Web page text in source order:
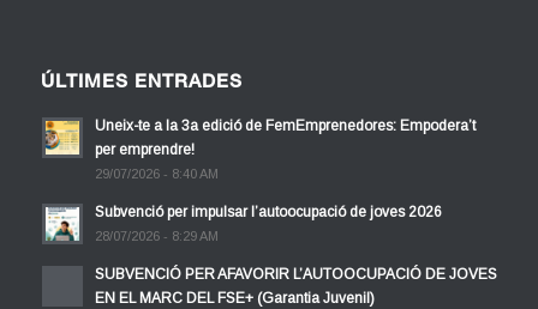
ÚLTIMES ENTRADES
Uneix-te a la 3a edició de FemEmprenedores: Empodera’t
per emprendre!
29/07/2026 - 8:40 AM
Subvenció per impulsar l’autoocupació de joves 2026
28/07/2026 - 8:29 AM
SUBVENCIÓ PER AFAVORIR L’AUTOOCUPACIÓ DE JOVES
EN EL MARC DEL FSE+ (Garantia Juvenil)